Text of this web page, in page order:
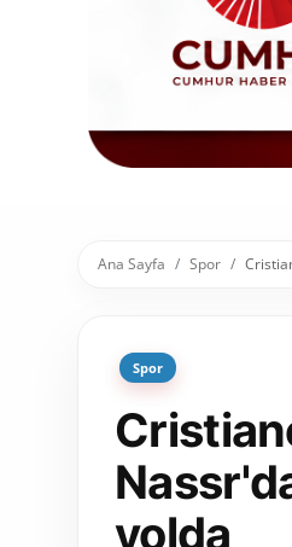
Sivil Toplum Kuruluşları
Kamu Kurumları ve Üst
Resmi Reklamlar
Ana Sayfa Spor
Spor
yolda